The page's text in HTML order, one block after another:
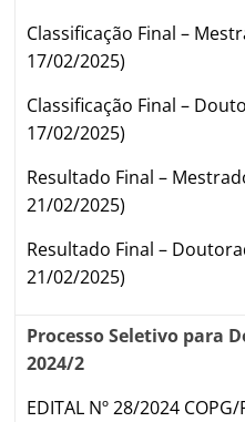
Classificação Final –
17/02/2025)
Classificação Final –
17/02/2025)
Resultado Final –
21/02/2025)
Resultado Final –
21/02/2025)
Processo Seletivo para
2024/2
EDITAL Nº 28/2024